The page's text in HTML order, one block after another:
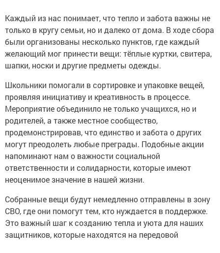
Каждый из нас понимает, что тепло и забота важны не
только в кругу семьи, но и далеко от дома. В ходе сбора
были организованы несколько пунктов, где каждый
желающий мог принести вещи: тёплые куртки, свитера,
шапки, носки и другие предметы одежды.
Школьники помогали в сортировке и упаковке вещей,
проявляя инициативу и креативность в процессе.
Мероприятие объединило не только учащихся, но и
родителей, а также местное сообщество,
продемонстрировав, что единство и забота о других
могут преодолеть любые преграды. Подобные акции
напоминают нам о важности социальной
ответственности и солидарности, которые имеют
неоценимое значение в нашей жизни.
Собранные вещи будут немедленно отправлены в зону
СВО, где они помогут тем, кто нуждается в поддержке.
Это важный шаг к созданию тепла и уюта для наших
защитников, которые находятся на передовой